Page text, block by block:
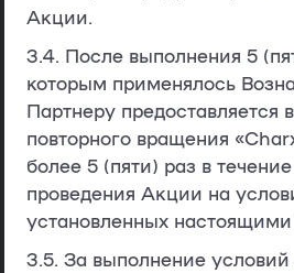
Акции.
3.4. После выполнения 5
которым применялось
Партнеру предоставляется
повторного вращения
более 5 (пяти) раз в
проведения Акции на
установленных
3.5. За выполнение